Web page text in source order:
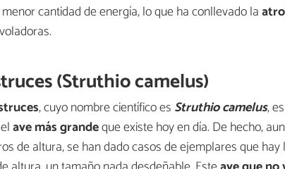
cantidad de energía, lo que ha conllevado la
(Struthio camelus)
, cuyo nombre científico es Struthio camelus,
ave más grandeque existe hoy en día. De hecho,
de altura, se han dado casos de ejemplares que